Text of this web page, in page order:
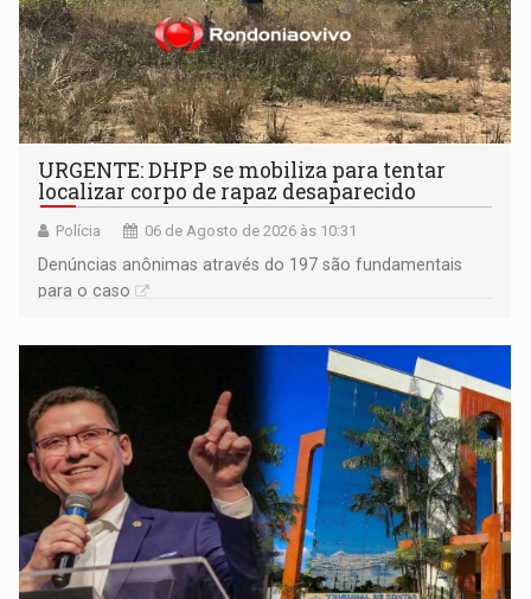
URGENTE: DHPP se mobiliza para tentar
localizar corpo de rapaz desaparecido
Polícia 06 de Agosto de 2026 às 10:31
Denúncias anônimas através do 197 são fundamentais
para o caso